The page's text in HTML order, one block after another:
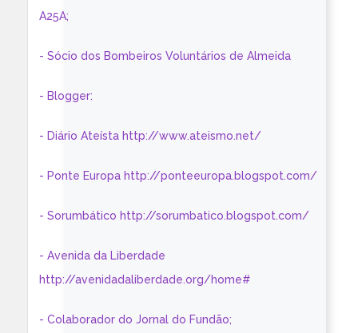
A25A;
- Sócio dos Bombeiros Voluntários de Almeida
- Blogger:
- Diário Ateísta http://www.ateismo.net/
- Ponte Europa http://ponteeuropa.blogspot.com/
- Sorumbático http://sorumbatico.blogspot.com/
- Avenida da Liberdade
http://avenidadaliberdade.org/home#
- Colaborador do Jornal do Fundão;